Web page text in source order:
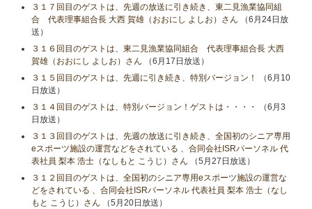
３１７回目のゲストは、先週の放送に引き続き、東二見漁業協同組
合 代表理事組合長 大西 賀雄（おおにし よしお）さん （6月24日放
送）
３１６回目のゲストは、東二見漁業協同組合 代表理事組合長 大西
賀雄（おおにし よしお）さん （6月17日放送）
３１５回目のゲストは、先週に引き続き、特別バージョン！
（6月10
日放送）
３１４回目のゲストは、特別バージョン！ゲストは・・・・
（6月3
日放送）
３１３回目のゲストは、先週の放送に引き続き、全国初のシニア専用
eスポーツ施設の運営などをされている 、合同会社ISRパーソネル 代
表社員 梨本 浩士（なしもと こうじ）さん （5月27日放送）
３１２回目のゲストは、全国初のシニア専用eスポーツ施設の運営な
どをされている 、合同会社ISRパーソネル 代表社員 梨本 浩士（なし
もと こうじ）さん （5月20日放送）